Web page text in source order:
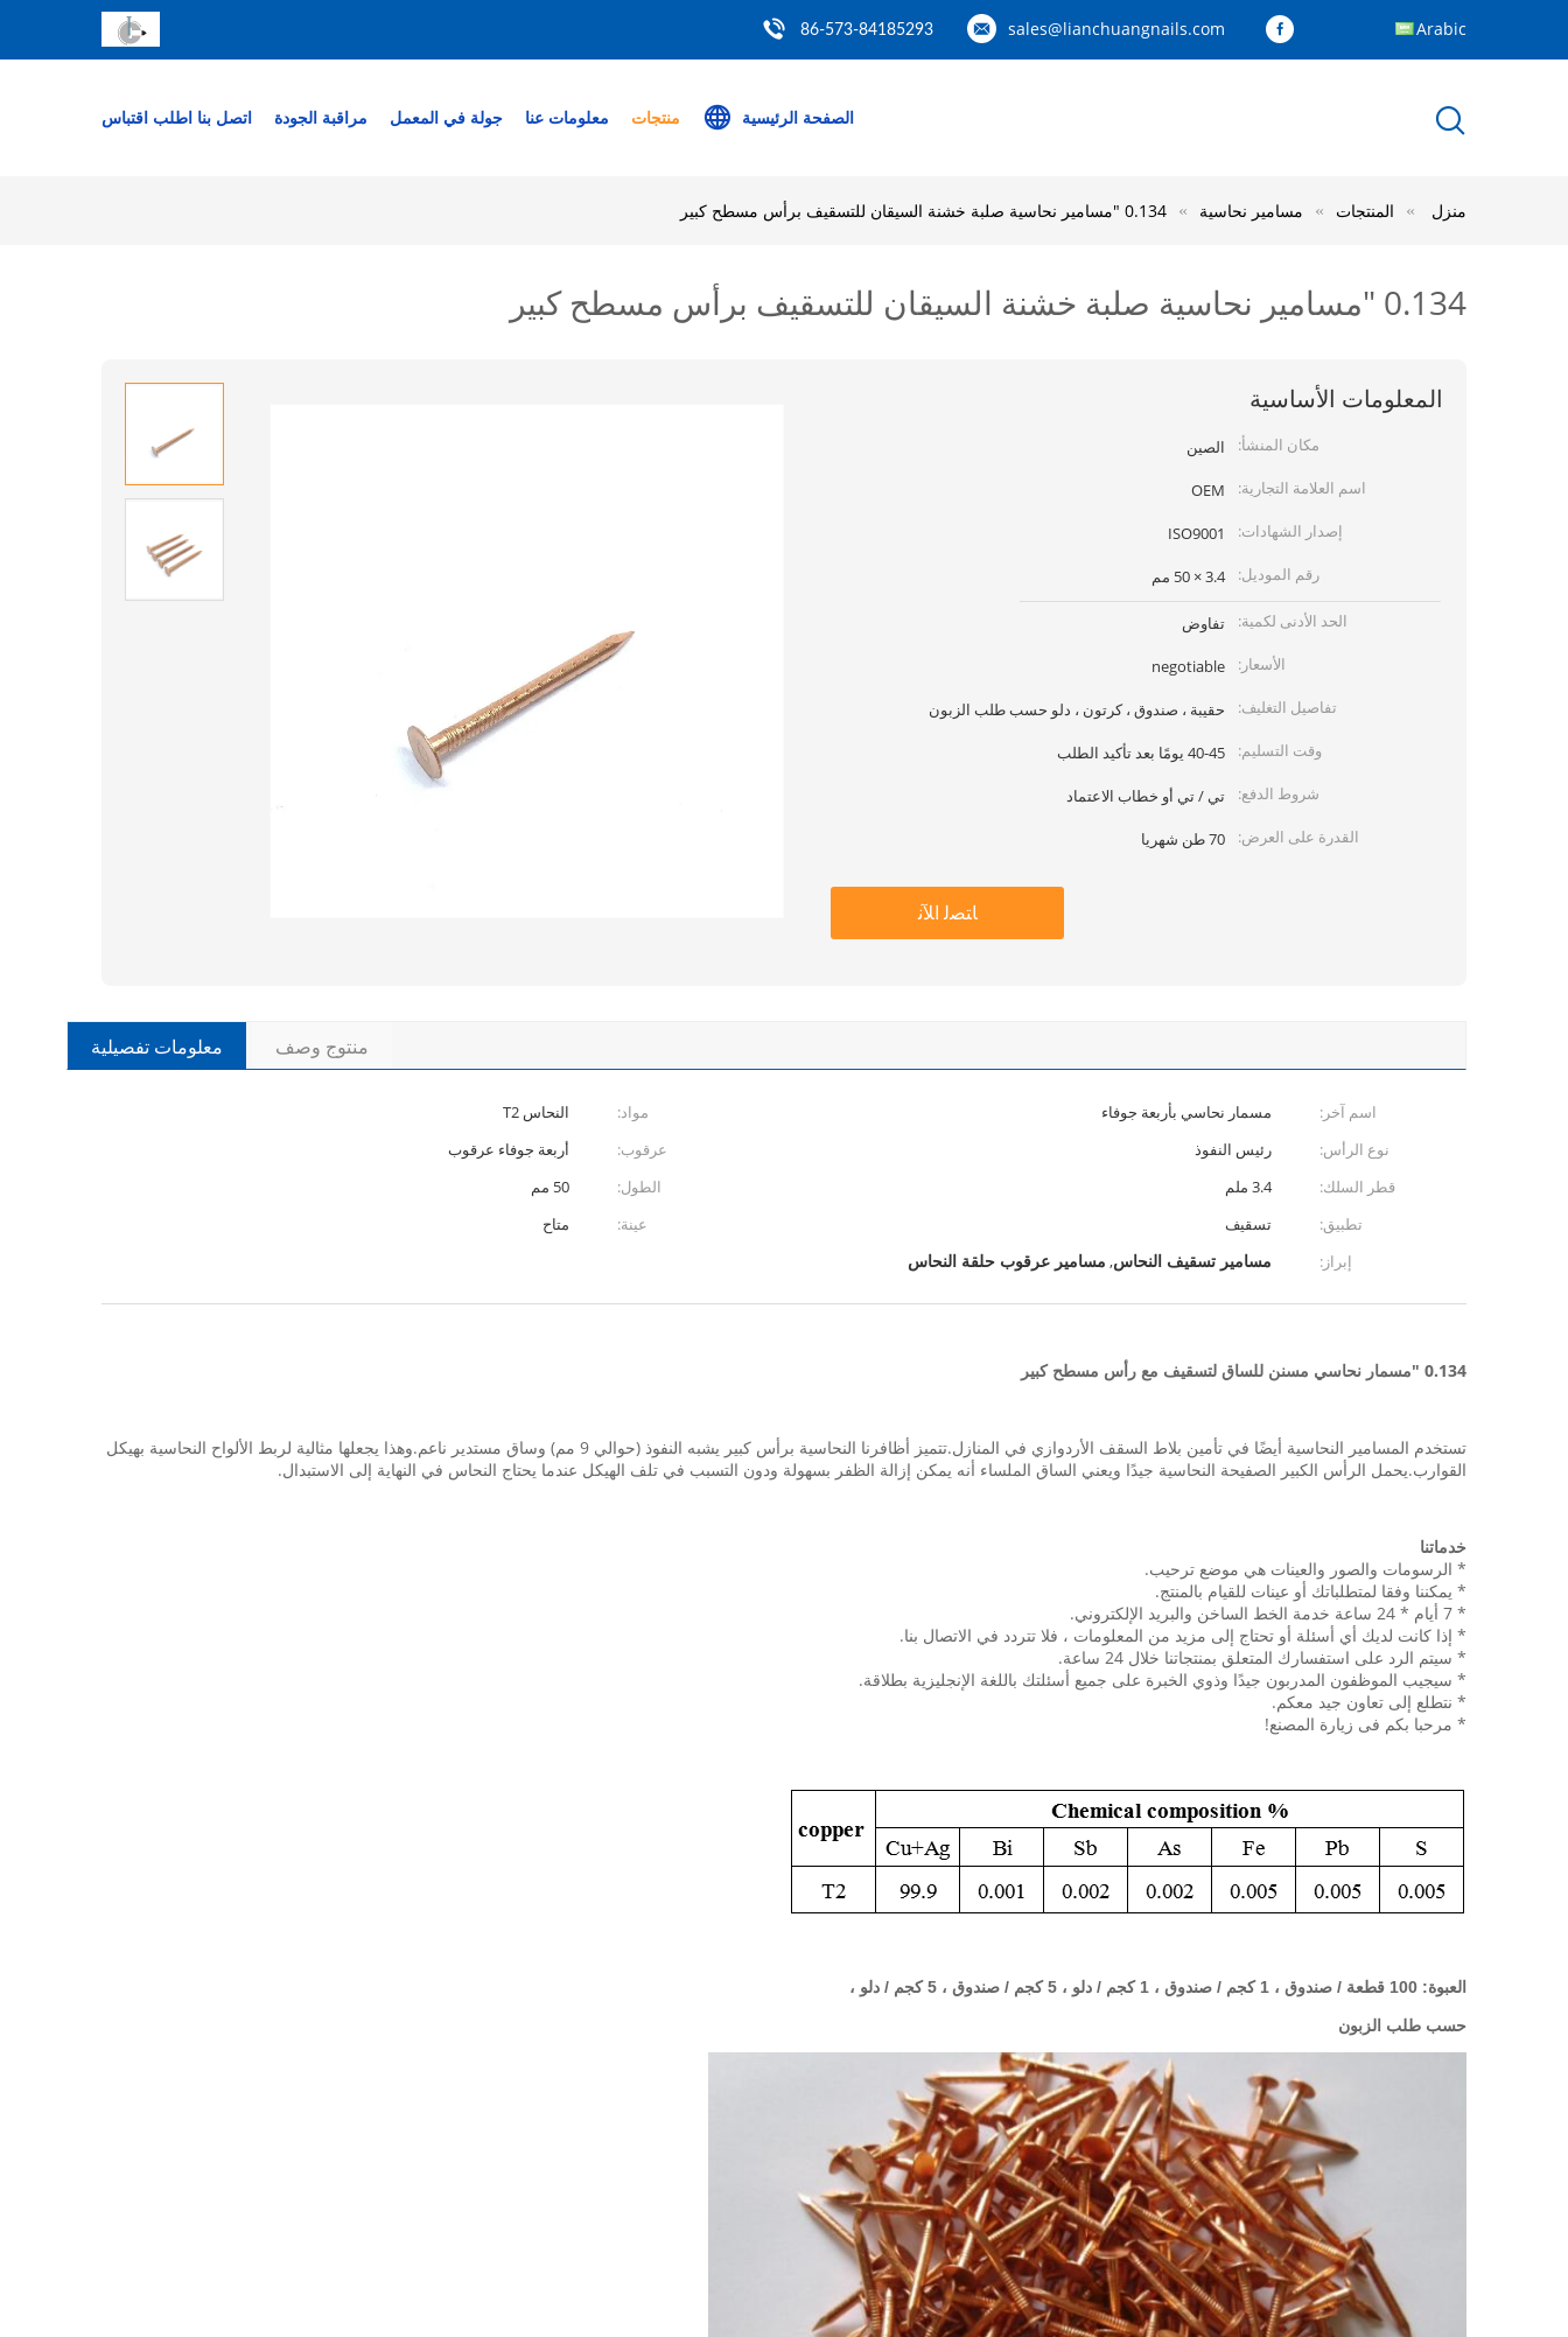
sales@lianchuangnails.com
86-573-84185293 Arabic
الصفحة الرئيسية منتجات معلومات عنا جولة في المعمل مراقبة الجودة اتصل بنا اطلب اقتباس
منزل المنتجات مسامير نحاسية 0.134 "مسامير نحاسية صلبة خشنة السيقان للتسقيف برأس مسطح كبير
0.134 "مسامير نحاسية صلبة خشنة السيقان للتسقيف برأس مسطح كبير
المعلومات الأساسية
مكان المنشأ:
الصين
اسم العلامة التجارية:
OEM
إصدار الشهادات:
ISO9001
رقم الموديل:
3.4 × 50 مم
الحد الأدنى لكمية:
تفاوض
الأسعار:
negotiable
تفاصيل التغليف:
حقيبة ، صندوق ، كرتون ، دلو حسب طلب الزبون
وقت التسليم:
40-45 يومًا بعد تأكيد الطلب
شروط الدفع:
تي / تي أو خطاب الاعتماد
القدرة على العرض:
70 طن شهريا
ﺎﺘﺼﻟ ﺍﻶﻧ
معلومات تفصيلية منتوج وصف
اسم آخر: مسمار نحاسي بأربعة جوفاء مواد:
النحاس T2
نوع الرأس:
رئيس النفوذ عرقوب:
أربعة جوفاء عرقوب
قطر السلك:
3.4 ملم الطول:
50 مم
تطبيق:
تسقيف عينة:
متاح
إبراز:
مسامير تسقيف النحاس, مسامير عرقوب حلقة النحاس
0.134 "مسمار نحاسي مسنن للساق لتسقيف مع رأس مسطح كبير
تستخدم المسامير النحاسية أيضًا في تأمين بلاط السقف الأردوازي في المنازل.تتميز أظافرنا النحاسية برأس كبير يشبه النفوذ (حوالي 9 مم) وساق مستدير ناعم.وهذا يجعلها مثالية لربط الألواح النحاسية بهيكل
القوارب.يحمل الرأس الكبير الصفيحة النحاسية جيدًا ويعني الساق الملساء أنه يمكن إزالة الظفر بسهولة ودون التسبب في تلف الهيكل عندما يحتاج النحاس في النهاية إلى الاستبدال.
خدماتنا
* الرسومات والصور والعينات هي موضع ترحيب.
* يمكننا وفقا لمتطلباتك أو عينات للقيام بالمنتج.
* 7 أيام * 24 ساعة خدمة الخط الساخن والبريد الإلكتروني.
* إذا كانت لديك أي أسئلة أو تحتاج إلى مزيد من المعلومات ، فلا تتردد في الاتصال بنا.
* سيتم الرد على استفسارك المتعلق بمنتجاتنا خلال 24 ساعة.
* سيجيب الموظفون المدربون جيدًا وذوي الخبرة على جميع أسئلتك باللغة الإنجليزية بطلاقة.
* نتطلع إلى تعاون جيد معكم.
* مرحبا بكم فى زيارة المصنع!
العبوة: 100 قطعة / صندوق ، 1 كجم / صندوق ، 1 كجم / دلو ، 5 كجم / صندوق ، 5 كجم / دلو ،
حسب طلب الزبون